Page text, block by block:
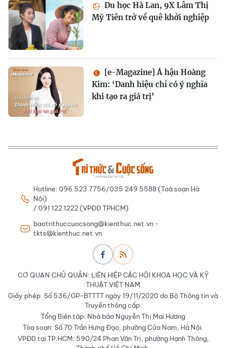
Du học Hà Lan, 9X Lâm Thị
Mỹ Tiên trở về quê khởi nghiệp
[e-Magazine] Á hậu Hoàng
Kim: ‘Danh hiệu chỉ có ý nghĩa
khi tạo ra giá trị’
Hotline: 096 523 7756/035 249 5588 (Toà soạn Hà
Nội)
/ 091 122 1222 (VPĐD TPHCM)
baotrithuccuocsong@kienthuc.net.vn -
tkts@kienthuc.net.vn
CƠ QUAN CHỦ QUẢN: LIÊN HIỆP CÁC HỘI KHOA HỌC VÀ KỸ
THUẬT VIỆT NAM
Giấy phép: Số 536/GP-BTTTT ngày 19/11/2020 do Bộ Thông tin và
Truyền thông cấp.
Tổng Biên tập: Nhà báo Nguyễn Thị Mai Hương
Tòa soạn: Số 70 Trần Hưng Đạo, phường Cửa Nam, Hà Nội.
VPĐD tại TP.HCM: 590/24 Phan Văn Trị, phường Hạnh Thông,